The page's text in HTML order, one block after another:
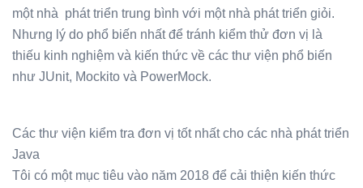
một nhà phát triển trung bình với một nhà phát triển giỏi.
Nhưng lý do phổ biến nhất để tránh kiểm thử đơn vị là
thiếu kinh nghiệm và kiến thức về các thư viện phổ biến
như JUnit, Mockito và PowerMock.
Các thư viện kiểm tra đơn vị tốt nhất cho các nhà phát triển
Java
Tôi có một mục tiêu vào năm 2018 để cải thiện kiến thức